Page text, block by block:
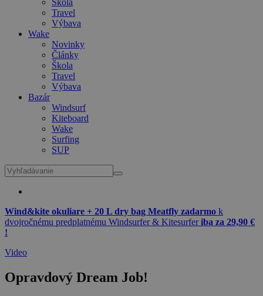
Travel
Výbava
Wake
Novinky
Články
Škola
Travel
Výbava
Bazár
Windsurf
Kiteboard
Wake
Surfing
SUP
Wind&kite okuliare + 20 L dry bag Meatfly zadarmo k
dvojročnému predplatnému Windsurfer & Kitesurferiba za 29,90 €
!
Video
Opravdový Dream Job!